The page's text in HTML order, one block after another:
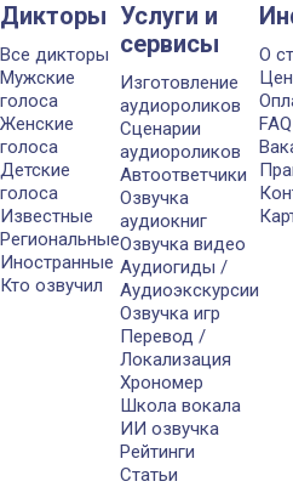
Дикторы
Все дикторы
Мужские
голоса
Женские
голоса
Детские
голоса
Известные
Региональные
Иностранные
Кто озвучил
Услуги и
сервисы
Изготовление
аудиороликов
Сценарии
аудиороликов
Автоответчики
Озвучка
аудиокниг
Озвучка видео
Аудиогиды /
Аудиоэкскурсии
Озвучка игр
Перевод /
Локализация
Хрономер
Школа вокала
ИИ озвучка
Рейтинги
Статьи
О
FAQ